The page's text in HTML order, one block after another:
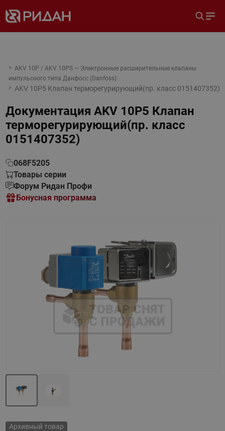
AKV 10P / AKV 10PS — Электронные расширительные клапаны
импульсного типа Данфосс (Danfoss)
AKV 10P5 Клапан терморегурирующий(пр. класс 0151407352)
Документация AKV 10P5 Клапан
терморегурирующий(пр. класс
0151407352)
068F5205
Товары серии
Форум Ридан Профи
Бонусная программа
Архивный товар